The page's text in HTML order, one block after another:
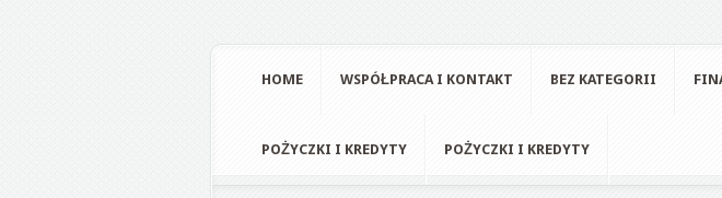
HOME WSPÓŁPRACA I KONTAKT BEZ KATEGORII
POŻYCZKI I KREDYTY POŻYCZKI I KREDYTY